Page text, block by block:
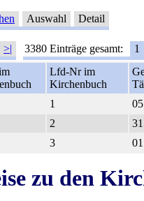
Auswahl Detail
>| 3380 Einträge gesamt: 1
Lfd-Nr im
Kirchenbuch
1
2
3
zu den